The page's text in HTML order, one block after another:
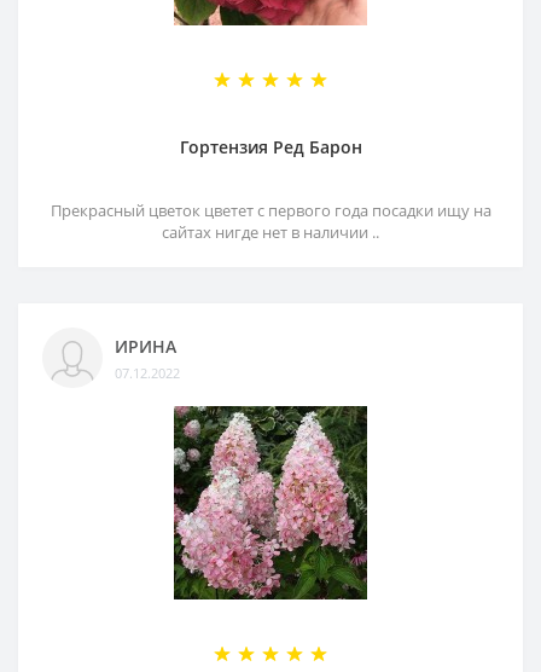
Гортензия Ред Барон
Прекрасный цветок цветет с первого года посадки ищу на
сайтах нигде нет в наличии ..
ИРИНА
07.12.2022